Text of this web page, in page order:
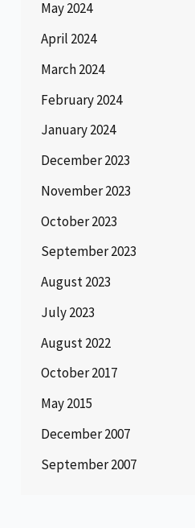
May 2024
April 2024
March 2024
February 2024
January 2024
December 2023
November 2023
October 2023
September 2023
August 2023
July 2023
August 2022
October 2017
May 2015
December 2007
September 2007